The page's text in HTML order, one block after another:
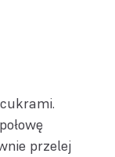
przelej